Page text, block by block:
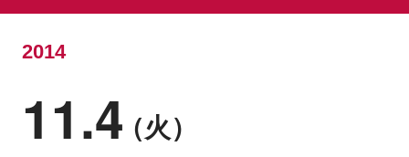
2014
11.4（火）